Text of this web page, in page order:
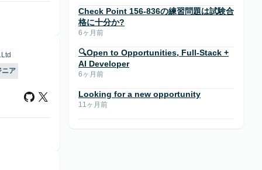
ニア
Check Point 156-836の練習問題は試験合
格に十分か?
6ヶ月前
🔍Open to Opportunities, Full-Stack +
AI Developer
6ヶ月前
Looking for a new opportunity
11ヶ月前